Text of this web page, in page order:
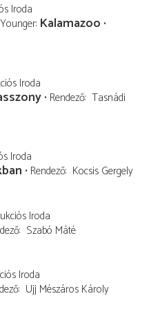
Iroda
Kalamazoo
Iroda
Rendező Tasnádi
Iroda
Rendező Kocsis Gergely
Iroda
Szabó Máté
Iroda
Ujj Mészáros Károly